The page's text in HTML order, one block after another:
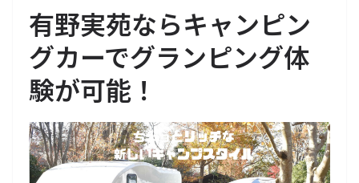
有野実苑ならキャンピン
グカーでグランピング体
験が可能！